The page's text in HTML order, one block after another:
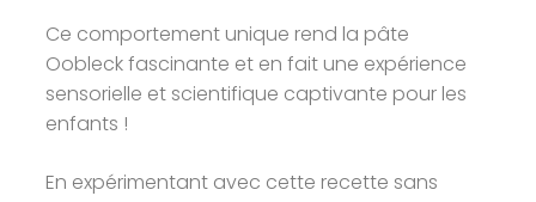
Ce comportement unique rend la pâte
Oobleck fascinante et en fait une expérience
sensorielle et scientifique captivante pour les
enfants !
En expérimentant avec cette recette sans